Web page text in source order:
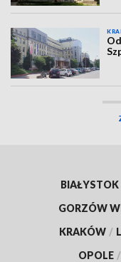
BIAŁYSTOK
GORZÓW
KRAKÓW /
OPOLE /